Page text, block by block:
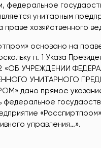
федеральное
унитарным
праве хозяйственного
основано на
п. 1 Указа
«ОБ УЧРЕЖДЕНИИ
УНИТАРНОГО
дано прямое
федеральное
управления…».